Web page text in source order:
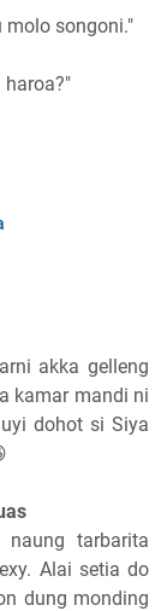
molo songoni."
akka gelleng
kamar mandi ni
dohot si Siya
tarbarita
Alai setia do
dung monding